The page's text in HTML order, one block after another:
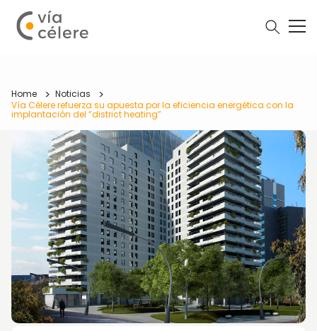
Home
Noticias
Vía Célere refuerza su apuesta por la eficiencia energética con la
implantación del “district heating”